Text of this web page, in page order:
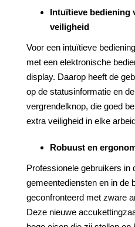
Intuïtieve bediening
veiligheid
Voor een intuïtieve
met een elektronische
display. Daarop heeft de
op de statusinformatie en
vergrendelknop, die goed
extra veiligheid in elke
Robuust en
Professionele gebruikers in
gemeentediensten en in de
geconfronteerd met zware
Deze nieuwe